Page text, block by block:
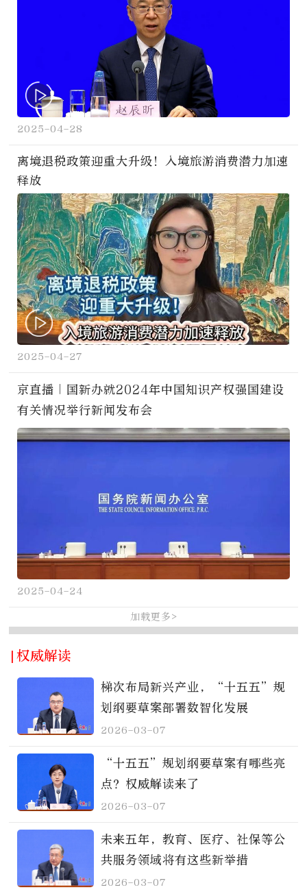
2025-04-28
离境退税政策迎重大升级！入境旅游消费潜力加速
释放
2025-04-27
京直播｜国新办就2024年中国知识产权强国建设
有关情况举行新闻发布会
2025-04-24
加载更多>
|权威解读
梯次布局新兴产业，“十五五”规
划纲要草案部署数智化发展
2026-03-07
“十五五”规划纲要草案有哪些亮
点？权威解读来了
2026-03-07
未来五年，教育、医疗、社保等公
共服务领域将有这些新举措
2026-03-07